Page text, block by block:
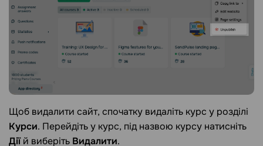
Щоб видалити сайт, спочатку видаліть курс у розділі
Курси. Перейдіть у курс, під назвою курсу натисніть
Діїй виберіть Видалити.